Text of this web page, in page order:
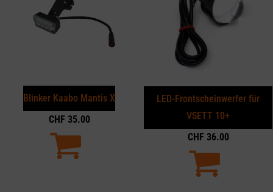
Blinker Kaabo Mantis X
CHF 35.00
LED-Frontscheinwerfer für
VSETT 10+
CHF 36.00